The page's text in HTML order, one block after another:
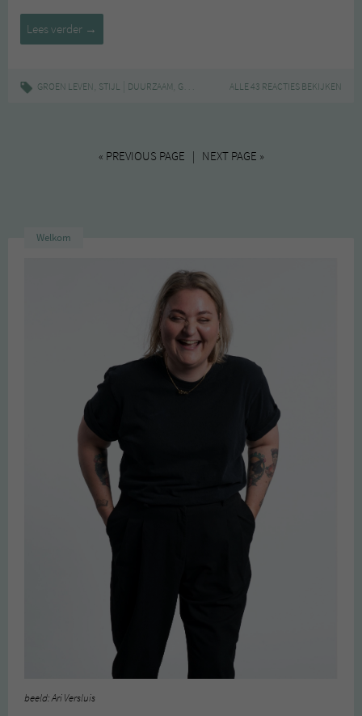
Lees verder Packmee
→
GROEN LEVEN, STIJL DUURZAAM, GROEN KLEDING,PACKMEE,RECYCLING
ALLE 43 REACTIES BEKIJKEN
« PREVIOUS PAGE | NEXT PAGE »
Welkom
beeld: Ari Versluis